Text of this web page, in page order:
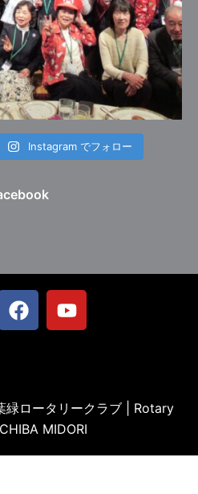
Instagram でフォロー
ロータリークラブ | Rotary
MIDORI